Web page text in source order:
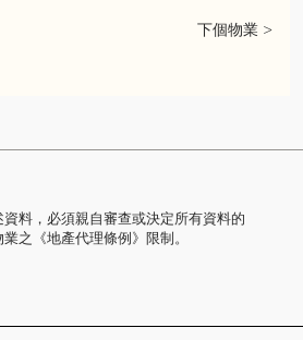
下個物業 >
料，必須親自審查或決定所有資料的
之《地產代理條例》限制。